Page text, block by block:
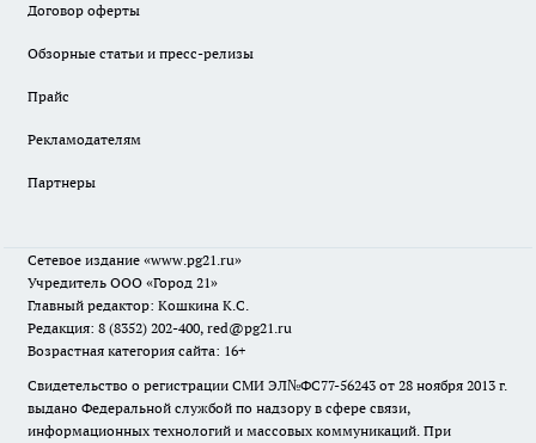
Договор оферты
Обзорные статьи и пресс-релизы
Прайс
Рекламодателям
Партнеры
Сетевое издание «www.pg21.ru»
Учредитель ООО «Город 21»
Главный редактор: Кошкина К.С.
Редакция: 8 (8352) 202-400, red@pg21.ru
Возрастная категория сайта: 16+
Свидетельство о регистрации СМИ ЭЛ№ФС77-56243 от 28 ноября 2013 г.
выдано Федеральной службой по надзору в сфере связи,
информационных технологий и массовых коммуникаций. При